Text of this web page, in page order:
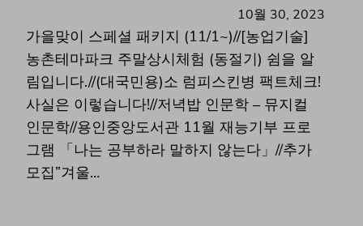
10월 30, 2023
가을맞이 스페셜 패키지 (11/1~)//[농업기술]
농촌테마파크 주말상시체험 (동절기) 쉼을 알
림입니다.//(대국민용)소 럼피스킨병 팩트체크!
사실은 이렇습니다!//저녁밥 인문학 – 뮤지컬
인문학//용인중앙도서관 11월 재능기부 프로
그램 「나는 공부하라 말하지 않는다」//추가
모집”겨울…